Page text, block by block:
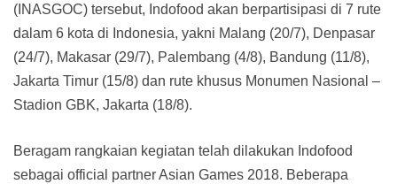
(INASGOC) tersebut, Indofood akan berpartisipasi di 7 rute
dalam 6 kota di Indonesia, yakni Malang (20/7), Denpasar
(24/7), Makasar (29/7), Palembang (4/8), Bandung (11/8),
Jakarta Timur (15/8) dan rute khusus Monumen Nasional –
Stadion GBK, Jakarta (18/8).
Beragam rangkaian kegiatan telah dilakukan Indofood
sebagai official partner Asian Games 2018. Beberapa